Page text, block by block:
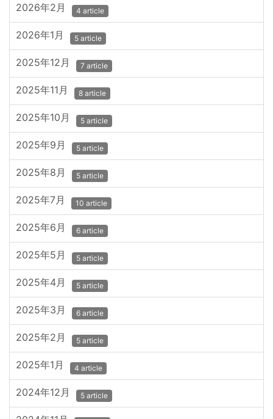
2026年2月 4 article
2026年1月 5 article
2025年12月 7 article
2025年11月 8 article
2025年10月 5 article
2025年9月 5 article
2025年8月 5 article
2025年7月 10 article
2025年6月 6 article
2025年5月 5 article
2025年4月 5 article
2025年3月 6 article
2025年2月 5 article
2025年1月 4 article
2024年12月 5 article